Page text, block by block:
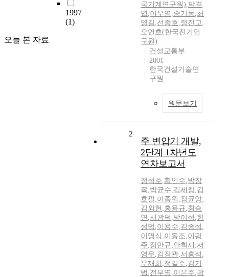
1997
(1)
오늘 본 자료
국기계연구원),박경
엽 ,이우영 ,송기동,최
영길 ,선종호,정진교,
오연호(한국전기연
구원)
건설교통부
2001
한국건설기술연
구원
원문보기
2
주 변압기 개발,
2단계 1차년도
연차보고서
정석호,황인수,박창
목,박균수,김세창,김
호필 ,이종원 ,정균양,
김외현 ,홍용규,최승
면 ,서광덕 ,방이석 ,한
성덕 ,이용수,김종석 ,
이명식 ,이동조,이광
주,정만규,안희재 ,서
영우,김장관,서흥석 ,
우재희 ,정길주,김기
범 ,전부영 ,이은주,곽